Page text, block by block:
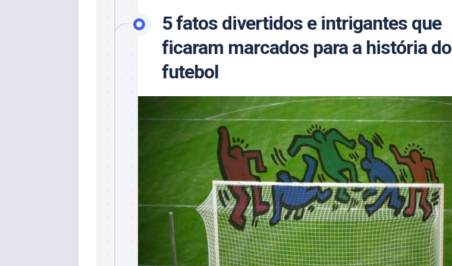
5 fatos divertidos e intrigantes que
ficaram marcados para a história do
futebol